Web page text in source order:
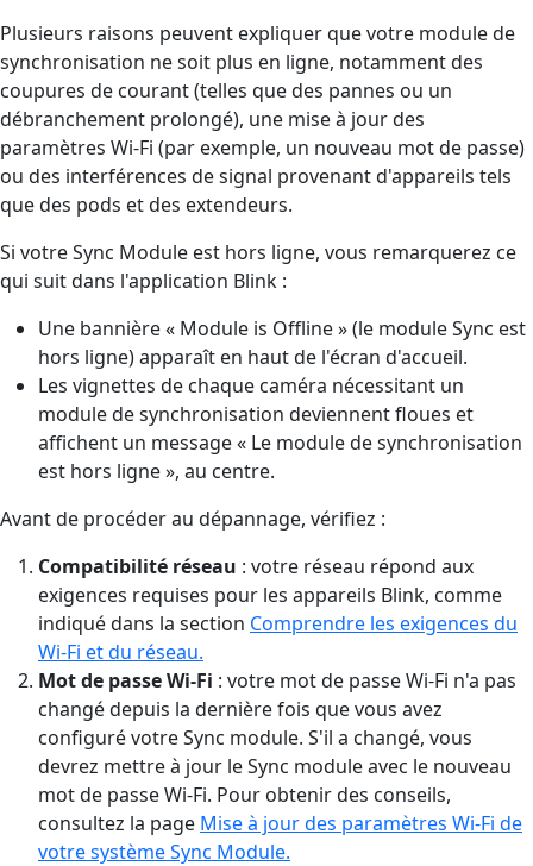
Plusieurs raisons peuvent expliquer que votre module de
synchronisation ne soit plus en ligne, notamment des
coupures de courant (telles que des pannes ou un
débranchement prolongé), une mise à jour des
paramètres Wi-Fi (par exemple, un nouveau mot de passe)
ou des interférences de signal provenant d'appareils tels
que des pods et des extendeurs.
Si votre Sync Module est hors ligne, vous remarquerez ce
qui suit dans l'application Blink :
Une bannière « Module is Offline » (le module Sync est
hors ligne) apparaît en haut de l'écran d'accueil.
Les vignettes de chaque caméra nécessitant un
module de synchronisation deviennent floues et
affichent un message « Le module de synchronisation
est hors ligne », au centre.
Avant de procéder au dépannage, vérifiez :
Compatibilité réseau : votre réseau répond aux
exigences requises pour les appareils Blink, comme
indiqué dans la section Comprendre les exigences du
Wi-Fi et du réseau.
Mot de passe Wi-Fi : votre mot de passe Wi-Fi n'a pas
changé depuis la dernière fois que vous avez
configuré votre Sync module. S'il a changé, vous
devrez mettre à jour le Sync module avec le nouveau
mot de passe Wi-Fi. Pour obtenir des conseils,
consultez la page Mise à jour des paramètres Wi-Fi de
votre système Sync Module.